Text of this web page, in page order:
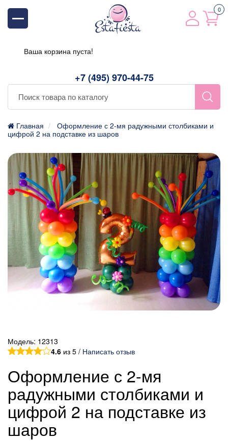
+7 (495) 970-44-75
0
Ваша корзина пуста!
Главная
Оформление с 2-мя радужными столбиками и
цифрой 2 на подставке из шаров
Модель: 12313
4.6 из 5 / Написать отзыв
Оформление с 2-мя
радужными столбиками и
цифрой 2 на подставке из
шаров